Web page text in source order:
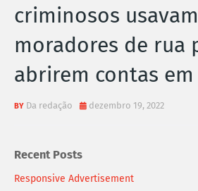
S
N
O
I
A
criminosos usavam
moradores de rua
abrirem contas
Da redação dezembro 19, 2022
Recent Posts
Responsive Advertisement